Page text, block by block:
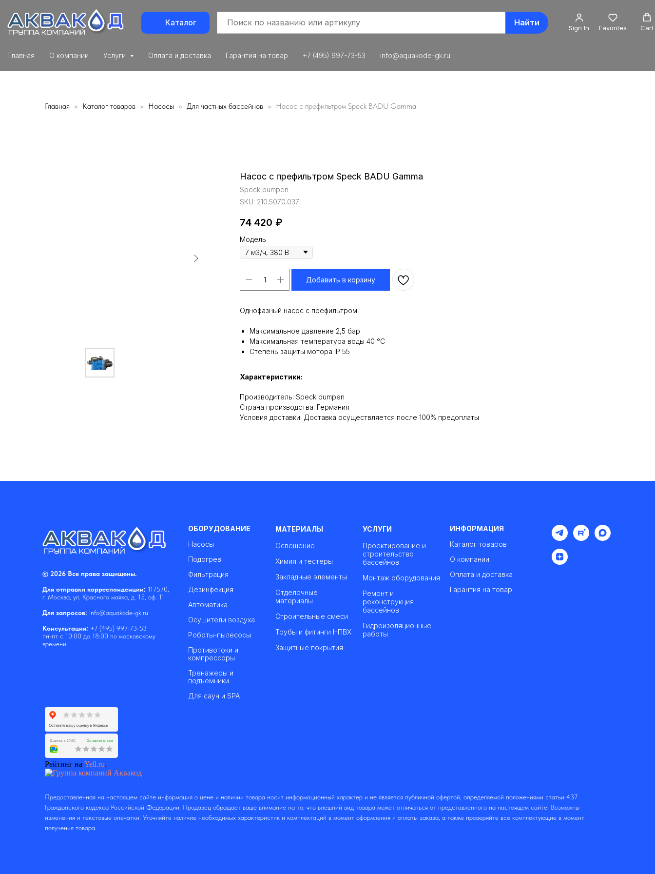
Каталог Найти
Sign In Favorites Cart
Главная О компании Услуги Оплата и доставка Гарантия на товар +7 (495) 997-73-53 info@aquakode-gk.ru
Главная Каталог товаров Насосы Для частных бассейнов Насос с префильтром Speck BADU Gamma
Насос с префильтром Speck BADU Gamma
Speck pumpen
SKU: 210.5070.037
74 420 ₽
Модель
Добавить в корзину
Однофазный насос с префильтром.
Максимальное давление 2,5 бар
Максимальная температура воды 40 °С
Степень защиты мотора IP 55
Характеристики:
Производитель: Speck pumpen
Cтрана производства: Германия
Условия доставки: Доставка осуществляется после 100% предоплаты
© 2026 Все права защищены.
Для отправки корреспонденции: 117570,
г. Москва, ул. Красного маяка, д. 15, оф. 11
Для запросов: info@aquakode-gk.ru
Консультация: +7 (495) 997-73-53
пн-пт с 10:00 до 18:00 по московскому
времени
ОБОРУДОВАНИЕ
Насосы
Подогрев
Фильтрация
Дезинфекция
Автоматика
Осушители воздуха
Роботы-пылесосы
Противотоки и
компрессоры
Тренажеры и
подъемники
Для саун и SPA
МАТЕРИАЛЫ
Освещение
Химия и тестеры
Закладные элементы
Отделочные
материалы
Строительные смеси
Трубы и фитинги НПВХ
Защитные покрытия
УСЛУГИ
Проектирование и
строительство
бассейнов
Монтаж оборудования
Ремонт и
реконструкция
бассейнов
Гидроизоляционные
работы
ИНФОРМАЦИЯ
Каталог товаров
О компании
Оплата и доставка
Гарантия на товар
Рейтинг на Yell.ru.
Предоставленная на настоящем сайте информация о цене и наличии товара носит информационный характер и не является публичной офертой, определяемой положениями статьи 437
Гражданского кодекса Российской Федерации. Продавец обращает ваше внимание на то, что внешний вид товара может отличаться от представленного на настоящем сайте. Возможны
изменения и текстовые опечатки. Уточняйте наличие необходимых характеристик и комплектаций в момент оформления и оплаты заказа, а также проверяйте все комплектующие в момент
получения товара.